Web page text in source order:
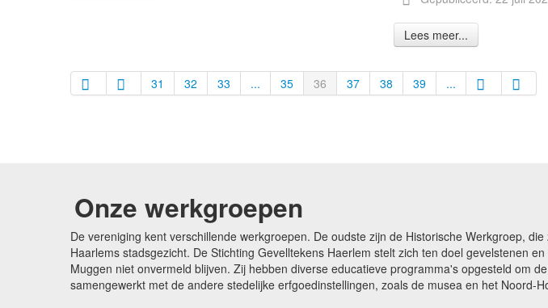
Lees meer...
31 32 33 ... 35 36 37 38 39 ...
Onze werkgroepen
De vereniging kent verschillende werkgroepen. De oudste zijn de Historische Werkgroep,
Haarlems stadsgezicht. De Stichting Gevelltekens Haerlem stelt zich ten doel gevelstenen
Muggen niet onvermeld blijven. Zij hebben diverse educatieve programma's opgesteld om
samengewerkt met de andere stedelijke erfgoedinstellingen, zoals de musea en het Noord-